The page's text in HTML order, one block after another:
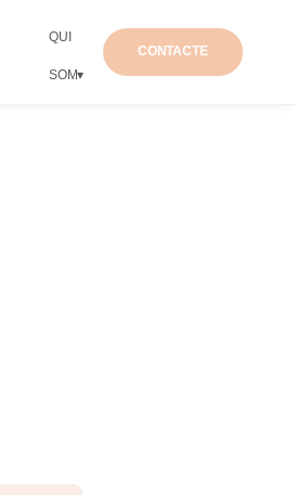
QUI
SOM▾
CONTACTE